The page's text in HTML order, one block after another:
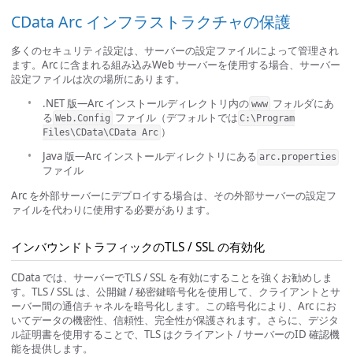
CData Arc インフラストラクチャの保護
多くのセキュリティ設定は、サーバーの設定ファイルによって管理され
ます。Arc に含まれる組み込みWeb サーバーを使用する場合、サーバー
設定ファイルは次の場所にあります。
.NET 版—Arc インストールディレクトリ内の www フォルダにあ
る Web.Config ファイル（デフォルトでは C:\Program
Files\CData\CData Arc ）
Java 版—Arc インストールディレクトリにある arc.properties
ファイル
Arc を外部サーバーにデプロイする場合は、その外部サーバーの設定フ
ァイルを代わりに使用する必要があります。
インバウンドトラフィックのTLS / SSL の有効化
CData では、サーバーでTLS / SSL を有効にすることを強くお勧めしま
す。TLS / SSL は、公開鍵 / 秘密鍵暗号化を使用して、クライアントとサ
ーバー間の通信チャネルを暗号化します。この暗号化により、Arc にお
いてデータの機密性、信頼性、完全性が保護されます。さらに、デジタ
ル証明書を使用することで、TLS はクライアント / サーバーのID 確認機
能を提供します。